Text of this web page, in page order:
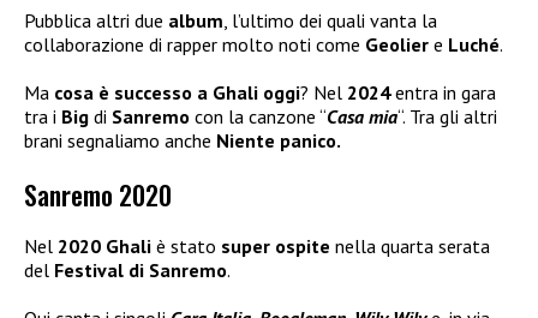
Pubblica altri due album , l’ultimo dei quali vanta la
collaborazione di rapper molto noti come Geolier e Luché.
Ma cosa è successo a Ghali oggi? Nel 2024entra in gara
tra i Big di Sanremo con la canzone “Casa mia“. Tra gli altri
brani segnaliamo anche Niente panico.
Sanremo 2020
Nel 2020 Ghali è stato super ospite nella quarta serata
del Festival di Sanremo.